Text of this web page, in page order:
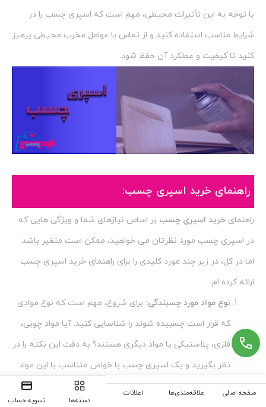
با توجه به این تأثیرات محیطی، مهم است که اسپری چسب را در
شرایط مناسب استفاده کنید و از تماس با عوامل مخرب محیطی پرهیز
کنید تا کیفیت و عملکرد آن حفظ شود.
راهنمای خرید اسپری چسب:
راهنمای خرید اسپری چسب بر اساس نیازهای شما و ویژگی هایی که
در اسپری چسب مورد نظرتان می خواهید، ممکن است متغیر باشد.
اما در کل، در زیر چند مورد کلیدی را برای راهنمای خرید اسپری چسب
ارائه کرده ام:
نوع مواد مورد چسبندگی: برای شروع، مهم است که نوع موادی
که قرار است چسبیده شوند را شناسایی کنید. آیا مواد چوبی،
فلزی، پلاستیکی یا مواد دیگری هستند؟ به دقت این نکته را در
نظر بگیرید و یک اسپری چسب با خواص متناسب با این مواد
انتخاب کنید.
صفحه اصلی علاقه‌مندی‌ها
اعلانات
دسته‌ها
تسویه حساب